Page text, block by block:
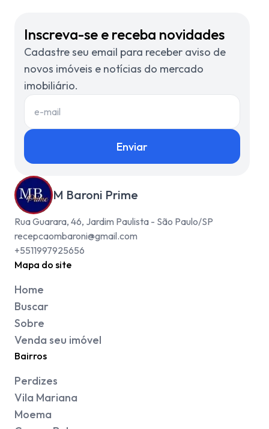
Inscreva-se e receba novidades
Cadastre seu email para receber aviso de
novos imóveis e notícias do mercado
imobiliário.
Enviar
M Baroni Prime
Rua Guarara, 46, Jardim Paulista - São Paulo/SP
recepcaombaroni@gmail.com
+5511997925656
Mapa do site
Home
Buscar
Sobre
Venda seu imóvel
Bairros
Perdizes
Vila Mariana
Moema